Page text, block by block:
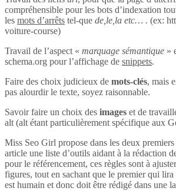
compréhensible pour les bots d’indexation
les mots d’arrêts tel-que de,le,la etc… . (ex:
voiture-course)
Travail de l’aspect « marquage sémantique »
schema.org pour l’affichage de snippets.
Faire des choix judicieux de mots-clés, mais
pas alourdir le texte, soyez raisonnable.
Savoir faire un choix des images et de
alt (alt étant particulièrement spécifique aux
Miss Seo Girl propose dans les deux premiers
article une liste d’outils aidant à la rédaction
pour le référencement, ces règles sont à
figures, tout en sachant que le premier qui lira
est humain et donc doit être rédigé dans une